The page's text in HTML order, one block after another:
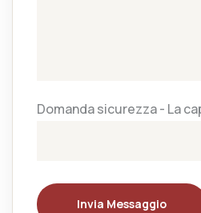
Domanda sicurezza - La
Invia Messaggio